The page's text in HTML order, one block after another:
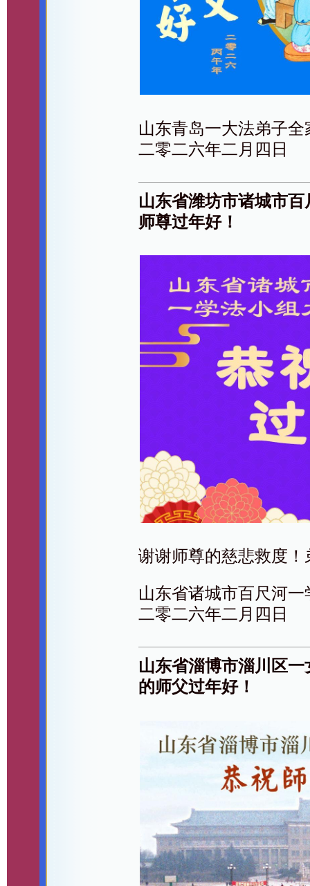
山东青岛一大法弟子
二零二六年二月四日
山东省潍坊市诸城市
师尊过年好！
谢谢师尊的慈悲救度
山东省诸城市百尺河
二零二六年二月四日
山东省淄博市淄川区
的师父过年好！